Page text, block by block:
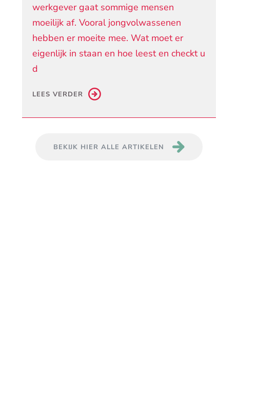
werkgever gaat sommige mensen
moeilijk af. Vooral jongvolwassenen
hebben er moeite mee. Wat moet er
eigenlijk in staan en hoe leest en checkt u
d
LEES VERDER
BEKIJK HIER ALLE ARTIKELEN